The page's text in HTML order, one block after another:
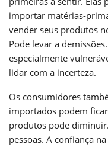
importar matérias-
vender seus produtos
Pode levar a
especialmente
lidar com a incerteza.
Os consumidores
importados podem
produtos pode
pessoas. A confiança